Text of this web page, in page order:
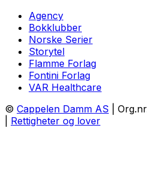
Agency
Bokklubber
Norske Serier
Storytel
Flamme Forlag
Fontini Forlag
VAR Healthcare
© Cappelen Damm AS |
Rettigheter og lover